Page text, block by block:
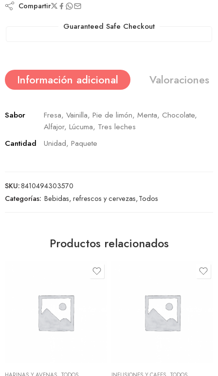
Compartir
Guaranteed Safe Checkout
Información adicional Valoraciones
Sabor
Fresa, Vainilla, Pie de limón, Menta, Chocolate,
Alfajor, Lúcuma, Tres leches
Cantidad
Unidad, Paquete
SKU:8410494303570
Categorías: Bebidas, refrescos y cervezas,Todos
Productos relacionados